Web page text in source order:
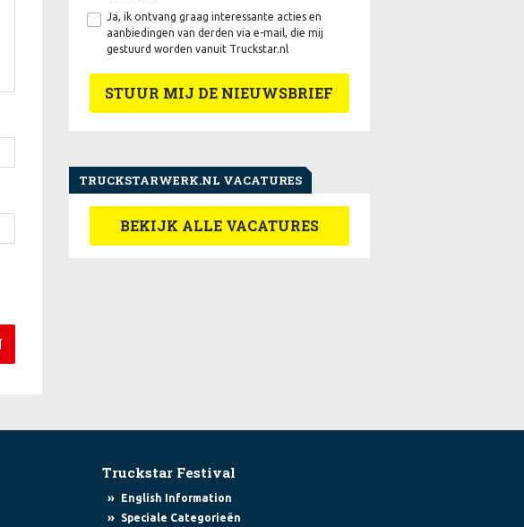
Ja, ik ontvang graag interessante acties en
aanbiedingen van derden via e-mail, die mij
gestuurd worden vanuit Truckstar.nl
STUUR MIJ DE NIEUWSBRIEF
TRUCKSTARWERK.NL VACATURES
BEKIJK ALLE VACATURES
Truckstar Festival
» English Information
» Speciale Categorieën